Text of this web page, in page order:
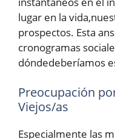
lugar en la
prospectos. Esta
cronogramas
dóndedeberíamos
Preocupación
Viejos/as
Especialmente las